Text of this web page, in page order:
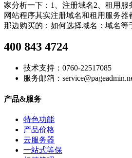
家分析一下：1、注册域名2、租用服
网站程序其实注册域名和租用服务
那边购买的：如何选择域名：域名等
400 843 4724
技术支持：0760-22517085
服务邮箱：
产品&服务
特色功能
产品价格
云服务器
一站式等保